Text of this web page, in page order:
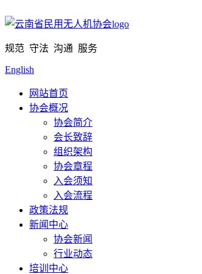
规范 守法 沟通 服务
English
网站首页
协会概况
协会简介
会长致辞
组织架构
协会章程
入会须知
入会流程
政策法规
新闻中心
协会新闻
行业动态
培训中心